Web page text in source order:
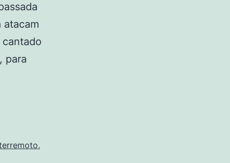
atacam
para
,